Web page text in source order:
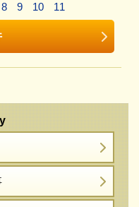
8 9 10 11